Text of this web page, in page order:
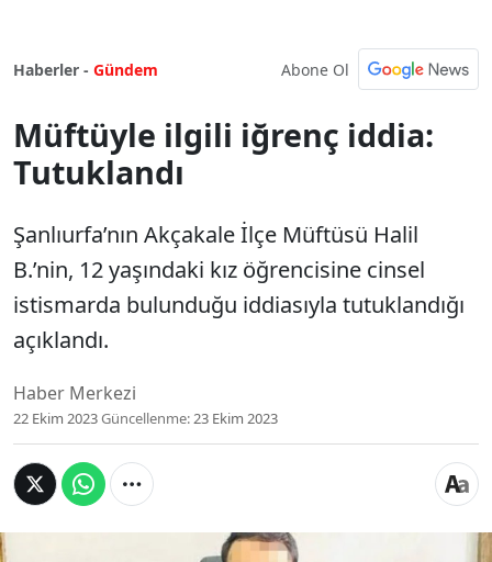
Haberler - Gündem Abone Ol
Müftüyle ilgili iğrenç iddia:
Tutuklandı
Şanlıurfa’nın Akçakale İlçe Müftüsü Halil
B.’nin, 12 yaşındaki kız öğrencisine cinsel
istismarda bulunduğu iddiasıyla tutuklandığı
açıklandı.
Haber Merkezi
22 Ekim 2023Güncellenme:23 Ekim 2023